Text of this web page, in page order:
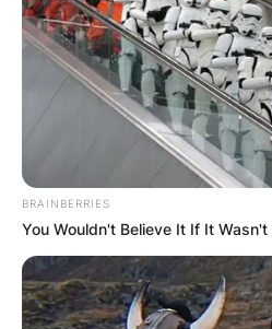
извори
Богородица, Св.
Петка
На околу 15 километри
живописниот предел на
Прочитај повеќе
BRAINBERRIES
You Wouldn't Believe It If It Wasn't